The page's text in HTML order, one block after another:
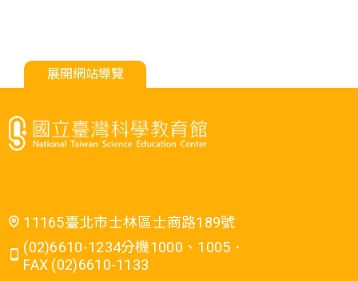
展開網站導覽
11165臺北市士林區士商路189號
(02)6610-1234分機1000、1005．
FAX (02)6610-1133